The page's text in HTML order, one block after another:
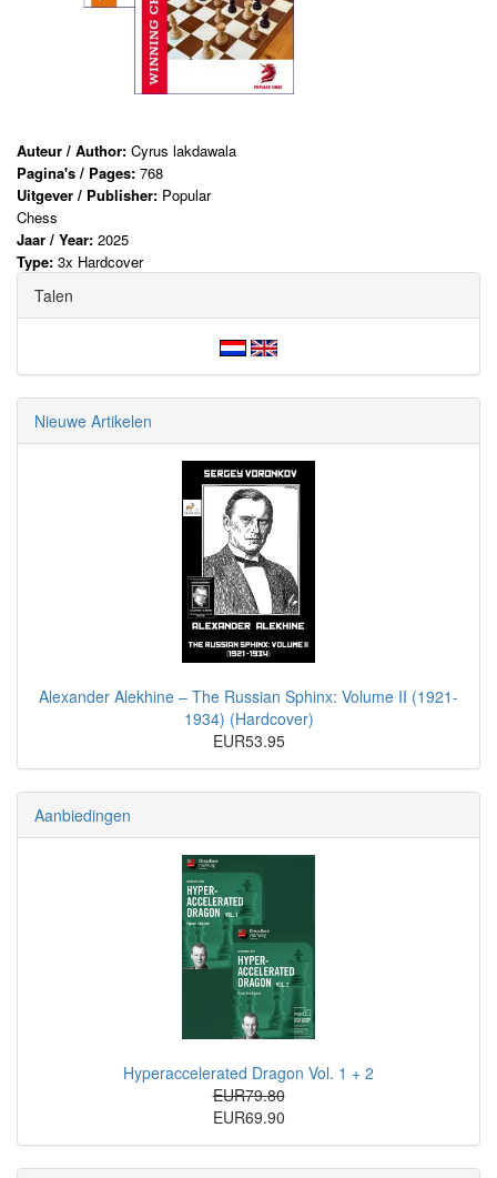
Auteur / Author: Cyrus lakdawala
Pagina's / Pages: 768
Uitgever / Publisher: Popular
Chess
Jaar / Year: 2025
Type: 3x Hardcover
Talen
Nieuwe Artikelen
Alexander Alekhine – The Russian Sphinx: Volume II (1921-
1934) (Hardcover)
EUR53.95
Aanbiedingen
Hyperaccelerated Dragon Vol. 1 + 2
EUR79.80
EUR69.90